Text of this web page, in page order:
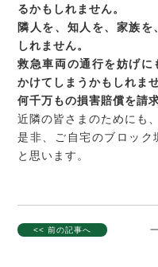
るかもしれません。
隣人を、知人を、家族
しれません。
救急車両の通行を妨げ
かけてしまうかもしれませ
何千万もの損害賠償を請
近隣の皆さまのためにも
是非、ご自宅のブロック
と思います。
<< 前の記事へ